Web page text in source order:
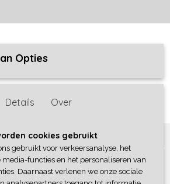
/ Tunieken / Blouses>4President
Opties
Details Over
cookies gebruikt
gebruikt voor verkeersanalyse, het
functies en het personaliseren van
Daarnaast verlenen we onze sociale